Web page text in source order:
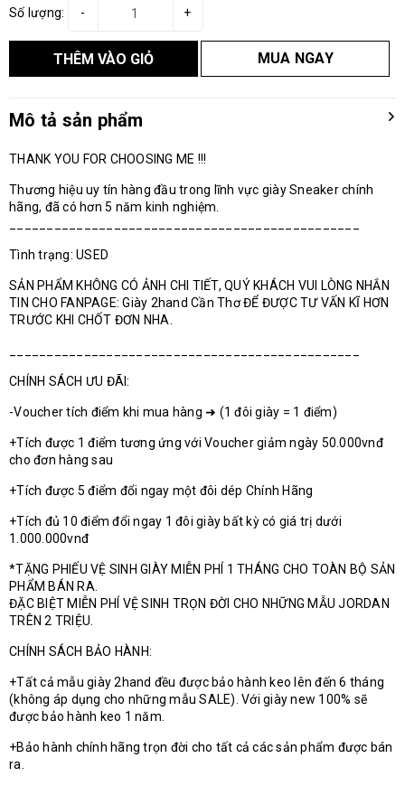
Số lượng: +
-
THÊM VÀO GIỎ MUA NGAY
Mô tả sản phẩm
THANK YOU FOR CHOOSING ME !!!
Thương hiệu uy tín hàng đầu trong lĩnh vực giày Sneaker chính
hãng, đã có hơn 5 năm kinh nghiệm.
Tình trạng: USED
SẢN PHẨM KHÔNG CÓ ẢNH CHI TIẾT, QUÝ KHÁCH VUI LÒNG NHẮN
TIN CHO FANPAGE: Giày 2hand Cần Thơ ĐỂ ĐƯỢC TƯ VẤN KĨ HƠN
TRƯỚC KHI CHỐT ĐƠN NHA.
CHÍNH SÁCH ƯU ĐÃI:
-Voucher tích điểm khi mua hàng ➜ (1 đôi giày = 1 điểm)
+Tích được 1 điểm tương ứng với Voucher giảm ngày 50.000vnđ
cho đơn hàng sau
+Tích được 5 điểm đổi ngay một đôi dép Chính Hãng
+Tích đủ 10 điểm đổi ngay 1 đôi giày bất kỳ có giá trị dưới
1.000.000vnđ
*TẶNG PHIẾU VỆ SINH GIÀY MIỄN PHÍ 1 THÁNG CHO TOÀN BỘ SẢN
PHẨM BÁN RA.
ĐẶC BIỆT MIỄN PHÍ VỆ SINH TRỌN ĐỜI CHO NHỮNG MẪU JORDAN
TRÊN 2 TRIỆU.
CHÍNH SÁCH BẢO HÀNH:
+Tất cả mẫu giày 2hand đều được bảo hành keo lên đến 6 tháng
(không áp dụng cho những mẫu SALE). Với giày new 100% sẽ
được bảo hành keo 1 năm.
+Bảo hành chính hãng trọn đời cho tất cả các sản phẩm được bán
ra.